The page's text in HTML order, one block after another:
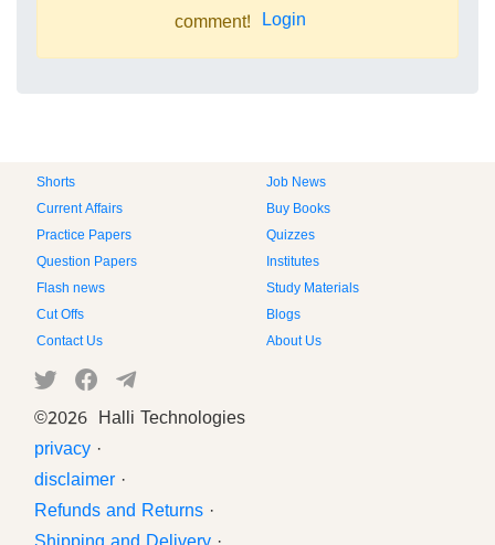
comment! Login
Shorts
Job News
Current Affairs
Buy Books
Practice Papers
Quizzes
Question Papers
Institutes
Flash news
Study Materials
Cut Offs
Blogs
Contact Us
About Us
©2026 Halli Technologies
privacy ·
disclaimer ·
Refunds and Returns ·